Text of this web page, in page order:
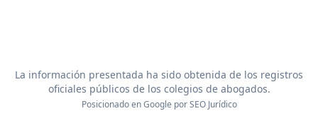
La información presentada ha sido obtenida de los registros
oficiales públicos de los colegios de abogados.
Posicionado en Google porSEO Jurídico